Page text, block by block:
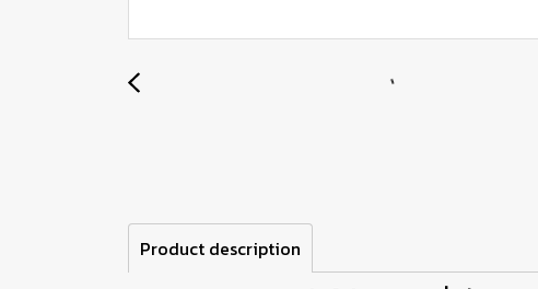
Product description